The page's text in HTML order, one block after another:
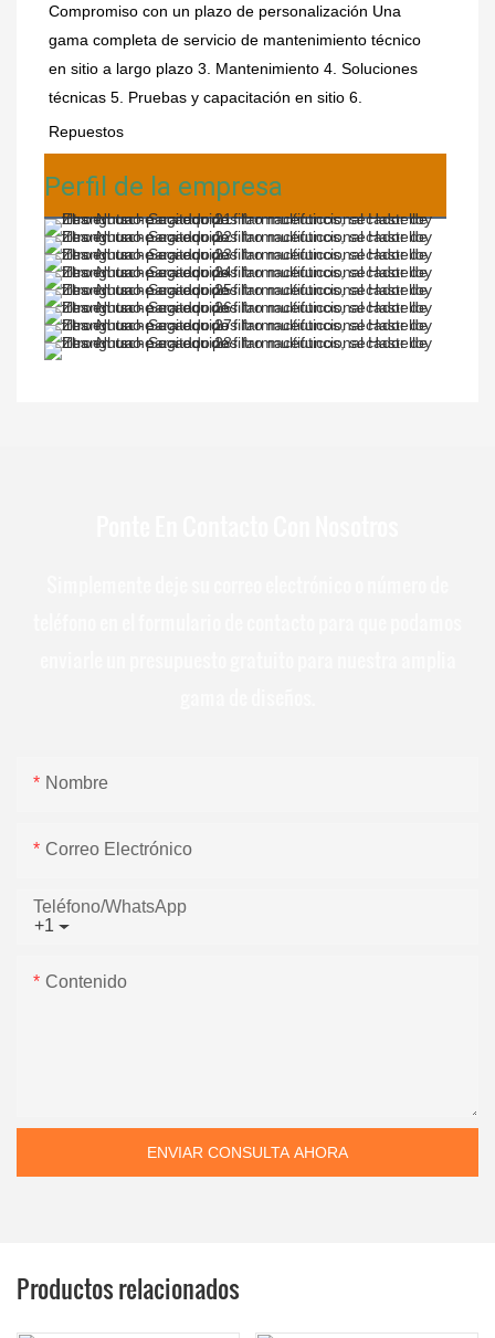
Compromiso con un plazo de personalización Una
gama completa de servicio de mantenimiento técnico
en sitio a largo plazo 3. Mantenimiento 4. Soluciones
técnicas 5. Pruebas y capacitación en sitio 6.
Repuestos
Perfil de la empresa
Nombre
Correo Electrónico
+1
Teléfono/WhatsApp
Contenido
ENVIAR CONSULTA AHORA
Productos relacionados